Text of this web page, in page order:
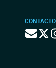
CONTACTO